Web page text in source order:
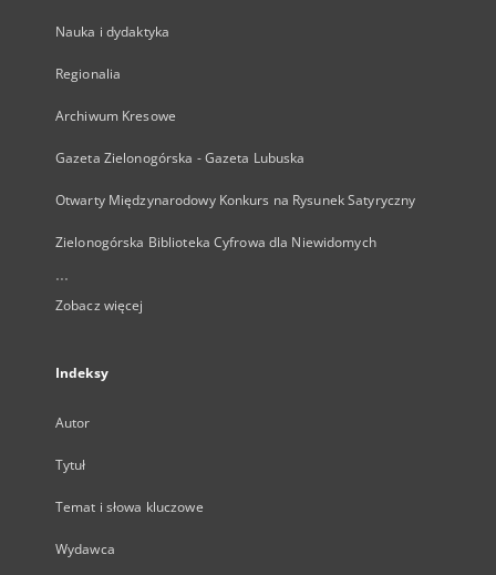
Nauka i dydaktyka
Regionalia
Archiwum Kresowe
Gazeta Zielonogórska - Gazeta Lubuska
Otwarty Międzynarodowy Konkurs na Rysunek Satyryczny
Zielonogórska Biblioteka Cyfrowa dla Niewidomych
...
Zobacz więcej
Indeksy
Autor
Tytuł
Temat i słowa kluczowe
Wydawca